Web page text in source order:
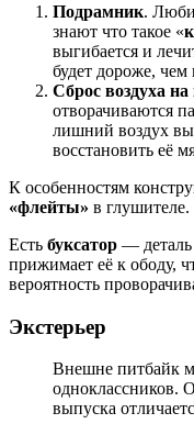
Подрамник.
знают что такое «
выгибается и
будет дороже,
Сброс воздуха на
отворачиваются
лишний воздух
восстановить её
К особенностям
«флейты» в глушителе.
Есть буксатор — деталь
прижимает её к ободу,
вероятность
Экстерьер
Внешне питбайк
одноклассников.
выпуска